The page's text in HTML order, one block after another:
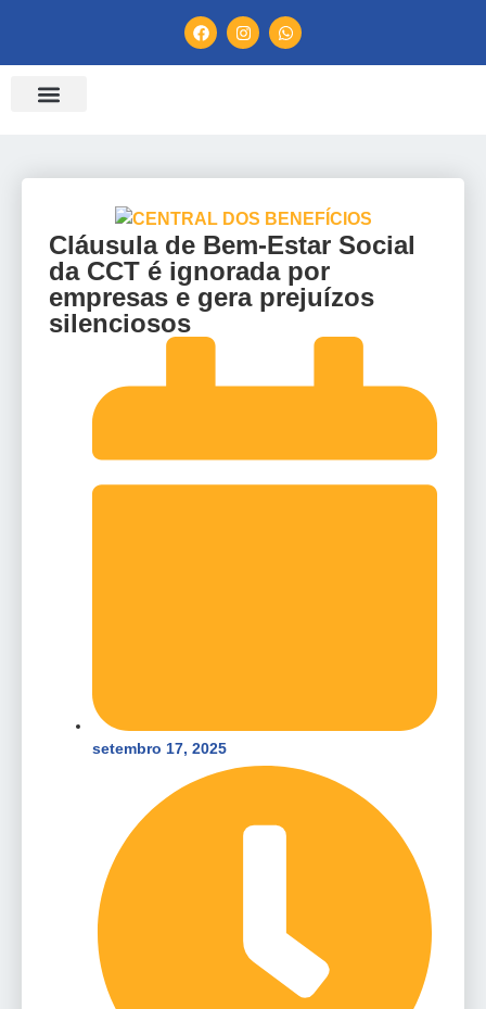
Cláusula de Bem-Estar Social
da CCT é ignorada por
empresas e gera prejuízos
silenciosos
setembro 17, 2025